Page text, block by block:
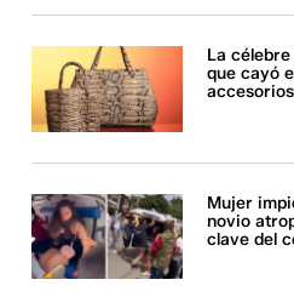
La
que cayó
Mujer
novio
clave del